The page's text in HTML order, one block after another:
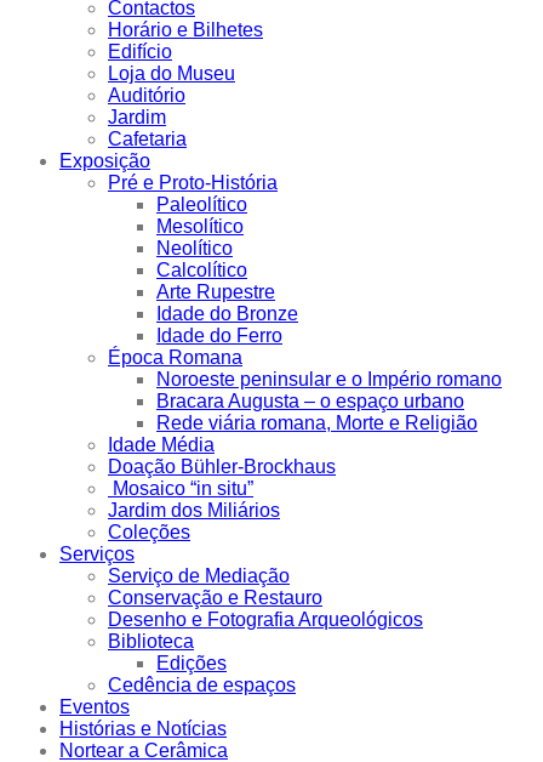
Contactos
Horário e Bilhetes
Edifício
Loja do Museu
Auditório
Jardim
Cafetaria
Exposição
Pré e Proto-História
Paleolítico
Mesolítico
Neolítico
Calcolítico
Arte Rupestre
Idade do Bronze
Idade do Ferro
Época Romana
Noroeste peninsular e o Império romano
Bracara Augusta – o espaço urbano
Rede viária romana, Morte e Religião
Idade Média
Doação Bühler-Brockhaus
Mosaico “in situ”
Jardim dos Miliários
Coleções
Serviços
Serviço de Mediação
Conservação e Restauro
Desenho e Fotografia Arqueológicos
Biblioteca
Edições
Cedência de espaços
Eventos
Histórias e Notícias
Nortear a Cerâmica